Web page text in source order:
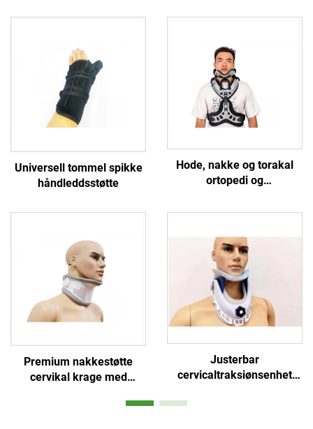
Universell tommel spikke
håndleddsstøtte
Hode, nakke og torakal
ortopedi og
fikseringsbraketter støtter
Premium nakkestøtte
cervikal krage med
Justerbar
cervicaltraksiønsenhet